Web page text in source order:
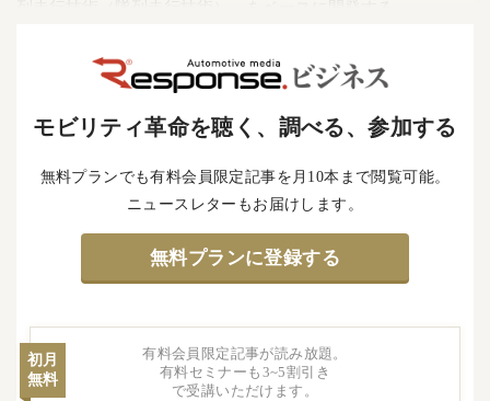
モビリティ革命を聴く、調べる、参加する
無料プランでも有料会員限定記事を月10本まで閲覧可能。
ニュースレターもお届けします。
無料プランに登録する
有料会員限定記事が読み放題。
有料セミナーも3~5割引き
で受講いただけます。
初月
無料